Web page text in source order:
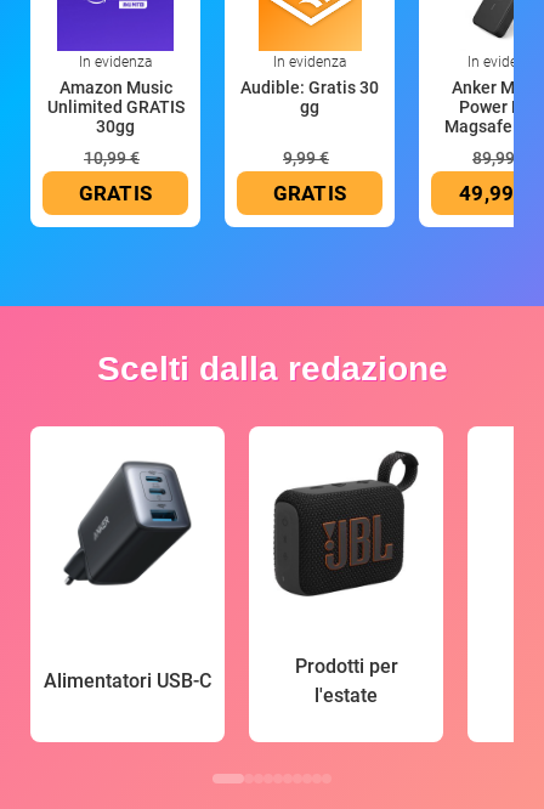
In evidenza
Amazon Music
Unlimited GRATIS
30gg
10,99 €
GRATIS
In evidenza
Audible: Gratis 30
gg
9,99 €
GRATIS
In evidenza
Anker
Power
Magsafe
89,99 €
49,99 €
Scelti dalla redazione
Alimentatori USB-C
Prodotti per
l'estate